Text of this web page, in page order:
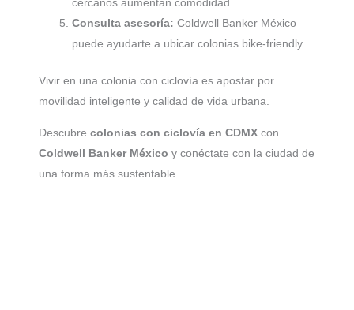
cercanos aumentan comodidad.
Consulta asesoría: Coldwell Banker México
puede ayudarte a ubicar colonias bike-friendly.
Vivir en una colonia con ciclovía es apostar por
movilidad inteligente y calidad de vida urbana.
Descubre colonias con ciclovía en CDMX con
Coldwell Banker México y conéctate con la ciudad de
una forma más sustentable.